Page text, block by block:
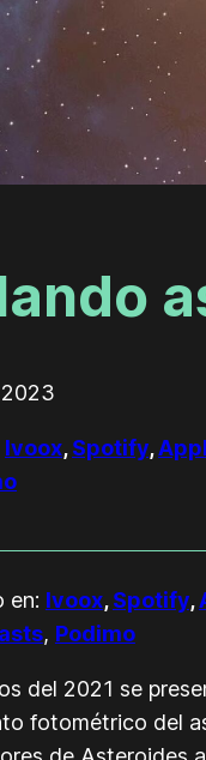
Ivoox,Spotify,
en: Ivoox,Spotify,
, Podimo
del 2021 se
fotométrico del